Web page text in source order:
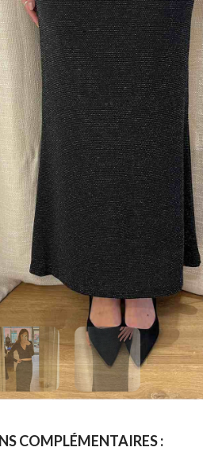
COMPLÉMENTAIRES :